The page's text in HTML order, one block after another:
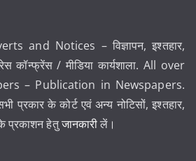
and Notices – विज्ञापन, इश्तहार,
कॉन्फ्रेंस / मीडिया कार्यशाला. All over
– Publication in Newspapers.
प्रकार के कोर्ट एवं अन्य नोटिसों, इश्तहार,
के प्रकाशन हेतुजानकारीलें।